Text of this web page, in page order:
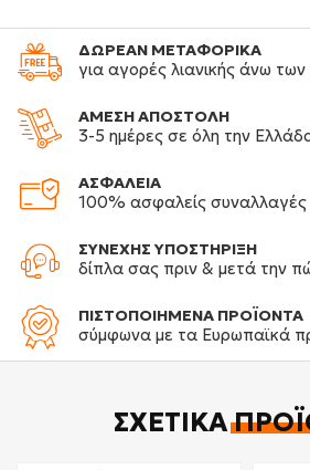
ΔΩΡΕΑΝ ΜΕΤΑΦΟΡΙΚΑ
για αγορές λιανικής άνω
ΑΜΕΣΗ ΑΠΟΣΤΟΛΗ
3-5 ημέρες σε όλη την
ΑΣΦΑΛΕΙΑ
100% ασφαλείς συναλλαγές
ΣΥΝΕΧΗΣ ΥΠΟΣΤΗΡΙΞΗ
δίπλα σας πριν & μετά την
ΠΙΣΤΟΠΟΙΗΜΕΝΑ ΠΡΟΪΟΝΤΑ
σύμφωνα με τα Ευρωπαϊκά
ΣΧΕΤΙΚΆ